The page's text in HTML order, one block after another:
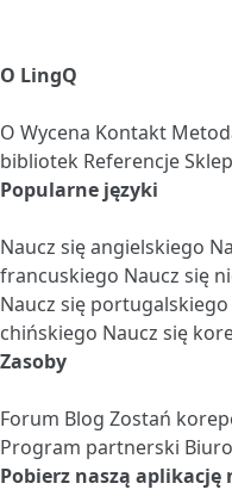
O LingQ
O Wycena Kontakt
bibliotek Referencje
Popularne języki
Naucz się angielskiego
francuskiego Naucz się
Naucz się portugalskiego
chińskiego Naucz się
Zasoby
Forum Blog Zostań
Program partnerski
Pobierz naszą aplikację